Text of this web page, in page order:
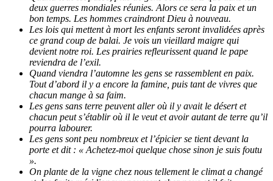
deux guerres mondiales réunies. Alors ce sera la paix et un
bon temps. Les hommes craindront Dieu à nouveau.
Les lois qui mettent à mort les enfants seront invalidées après
ce grand coup de balai. Je vois un vieillard maigre qui
devient notre roi. Les prairies refleurissent quand le pape
reviendra de l’exil.
Quand viendra l’automne les gens se rassemblent en paix.
Tout d’abord il y a encore la famine, puis tant de vivres que
chacun mange à sa faim.
Les gens sans terre peuvent aller où il y avait le désert et
chacun peut s’établir où il le veut et avoir autant de terre qu’il
pourra labourer.
Les gens sont peu nombreux et l’épicier se tient devant la
porte et dit : « Achetez-moi quelque chose sinon je suis foutu
».
On plante de la vigne chez nous tellement le climat a changé